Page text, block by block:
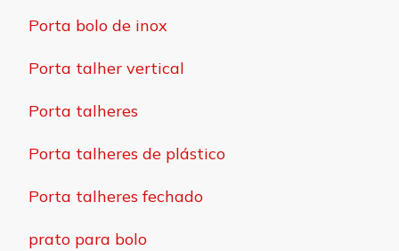
Porta bolo de inox
Porta talher vertical
Porta talheres
Porta talheres de plástico
Porta talheres fechado
prato para bolo